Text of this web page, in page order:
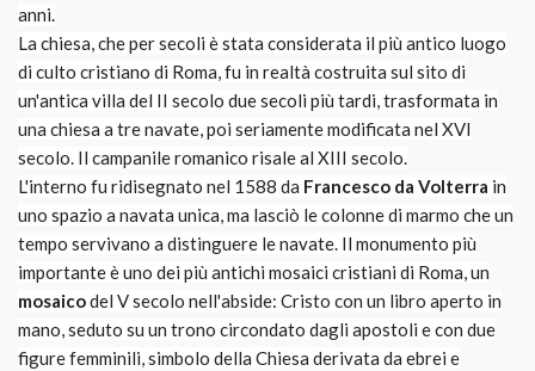
anni.
La chiesa, che per secoli è stata considerata il più antico luogo
di culto cristiano di Roma, fu in realtà costruita sul sito di
un'antica villa del II secolo due secoli più tardi, trasformata in
una chiesa a tre navate, poi seriamente modificata nel XVI
secolo. Il campanile romanico risale al XIII secolo.
L'interno fu ridisegnato nel 1588 da Francesco da Volterra in
uno spazio a navata unica, ma lasciò le colonne di marmo che un
tempo servivano a distinguere le navate. Il monumento più
importante è uno dei più antichi mosaici cristiani di Roma, un
mosaicodel V secolo nell'abside: Cristo con un libro aperto in
mano, seduto su un trono circondato dagli apostoli e con due
figure femminili, simbolo della Chiesa derivata da ebrei e